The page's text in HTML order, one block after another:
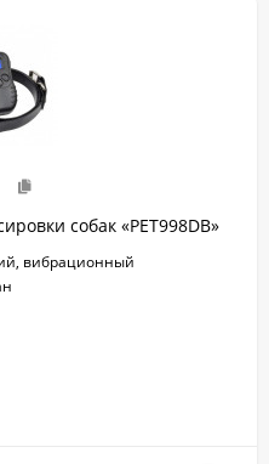
собак «PET998DB»
вибрационный